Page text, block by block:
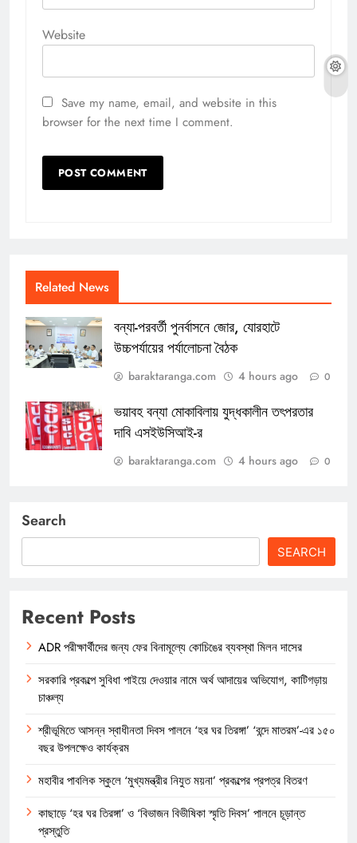
Website
Save my name, email, and website in this
browser for the next time I comment.
Related News
বন্যা-পরবর্তী পুনর্বাসনে জোর, যোরহাটে
উচ্চপর্যায়ের পর্যালোচনা বৈঠক
baraktaranga.com 4 hours ago 0
ভয়াবহ বন্যা মোকাবিলায় যুদ্ধকালীন তৎপরতার
দাবি এসইউসিআই-র
baraktaranga.com 4 hours ago 0
Search
SEARCH
Recent Posts
ADR পরীক্ষার্থীদের জন্য ফের বিনামূল্যে কোচিঙের ব্যবস্থা মিলন দাসের
সরকারি প্রকল্পে সুবিধা পাইয়ে দেওয়ার নামে অর্থ আদায়ের অভিযোগ, কাটিগড়ায়
চাঞ্চল্য
শ্রীভূমিতে আসন্ন স্বাধীনতা দিবস পালনে ‘হর ঘর তিরঙ্গা’ ‘বন্দে মাতরম’-এর ১৫০
বছর উপলক্ষেও কার্যক্রম
মহাবীর পাবলিক স্কুলে ‘মুখ্যমন্ত্রীর নিযুত ময়না’ প্রকল্পের প্রপত্র বিতরণ
কাছাড়ে ‘হর ঘর তিরঙ্গা’ ও ‘বিভাজন বিভীষিকা স্মৃতি দিবস’ পালনে চূড়ান্ত
প্রস্তুতি